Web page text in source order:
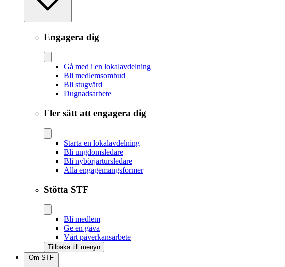
Engagera dig
Gå med i en lokalavdelning
Bli medlemsombud
Bli stugvärd
Dugnadsarbete
Fler sätt att engagera dig
Starta en lokalavdelning
Bli ungdomsledare
Bli nybörjartursledare
Alla engagemangsformer
Stötta STF
Bli medlem
Ge en gåva
Vårt påverkansarbete
Tillbaka till menyn
Om STF